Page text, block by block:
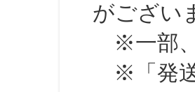
がござい
※一部、
※「発送